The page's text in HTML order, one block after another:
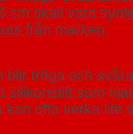
cm skall vara
från marken.
blir tröga och
silikonstift som
kan ofta verka lite